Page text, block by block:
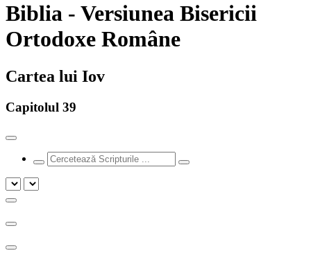
Biblia - Versiunea Bisericii
Ortodoxe Române
Cartea lui Iov
Capitolul 39